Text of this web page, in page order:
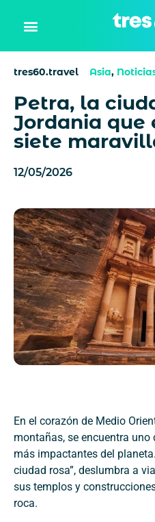
tres60.travel Asia,
Petra, la
Jordania que
siete
12/05/2026
En el corazón de Medio
montañas, se encuentra
más impactantes del
ciudad rosa”, deslumbra a
sus templos y
roca.